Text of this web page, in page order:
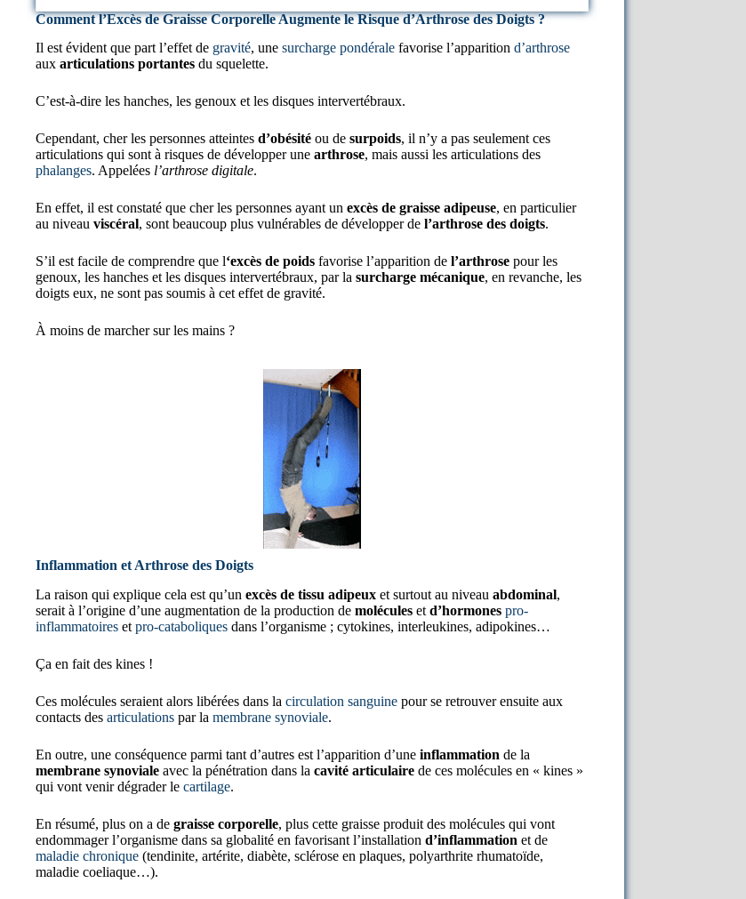
Comment l’Excès de Graisse Corporelle Augmente le Risque d’Arthrose des Doigts ?
Il est évident que part l’effet de gravité, une surcharge pondérale favorise l’apparition d’arthrose
aux articulations portantes du squelette.
C’est-à-dire les hanches, les genoux et les disques intervertébraux.
Cependant, cher les personnes atteintes d’obésité ou de surpoids, il n’y a pas seulement ces
articulations qui sont à risques de développer une arthrose, mais aussi les articulations des
phalanges. Appelées l’arthrose digitale.
En effet, il est constaté que cher les personnes ayant un excès de graisse adipeuse, en particulier
au niveau viscéral, sont beaucoup plus vulnérables de développer de l’arthrose des doigts.
S’il est facile de comprendre que l‘excès de poids favorise l’apparition de l’arthrose pour les
genoux, les hanches et les disques intervertébraux, par la surcharge mécanique, en revanche, les
doigts eux, ne sont pas soumis à cet effet de gravité.
À moins de marcher sur les mains ?
Inflammation et Arthrose des Doigts
La raison qui explique cela est qu’un excès de tissu adipeux et surtout au niveau abdominal,
serait à l’origine d’une augmentation de la production de molécules et d’hormones pro-
inflammatoires et pro-cataboliques dans l’organisme ; cytokines, interleukines, adipokines…
Ça en fait des kines !
Ces molécules seraient alors libérées dans la circulation sanguine pour se retrouver ensuite aux
contacts des articulations par la membrane synoviale.
En outre, une conséquence parmi tant d’autres est l’apparition d’une inflammation de la
membrane synoviale avec la pénétration dans la cavité articulaire de ces molécules en « kines »
qui vont venir dégrader le cartilage.
En résumé, plus on a de graisse corporelle, plus cette graisse produit des molécules qui vont
endommager l’organisme dans sa globalité en favorisant l’installation d’inflammation et de
maladie chronique (tendinite, artérite, diabète, sclérose en plaques, polyarthrite rhumatoïde,
maladie coeliaque…).